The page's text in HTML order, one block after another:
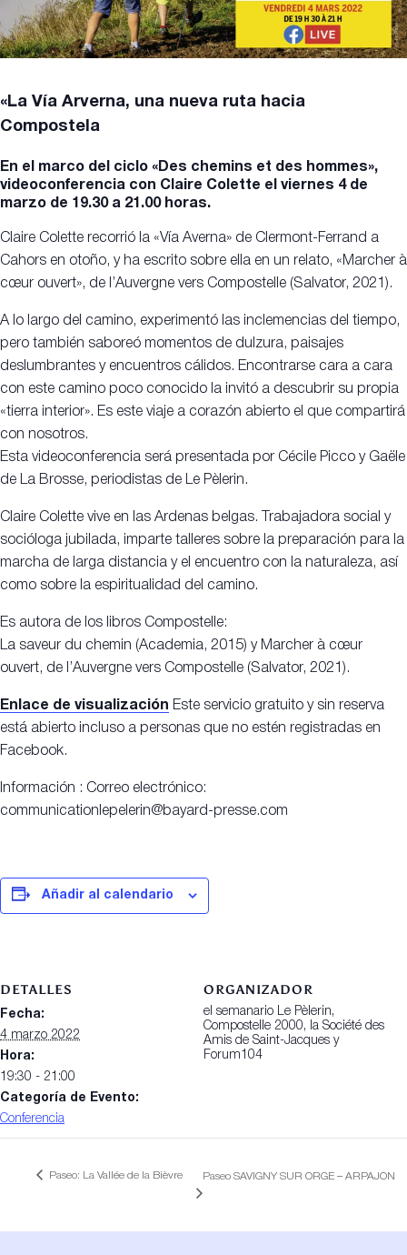
«La Vía Arverna, una nueva ruta hacia
Compostela
En el marco del ciclo «Des chemins et des hommes»,
videoconferencia con Claire Colette el viernes 4 de
marzo de 19.30 a 21.00 horas.
Claire Colette recorrió la «Vía Averna» de Clermont-Ferrand a
Cahors en otoño, y ha escrito sobre ella en un relato, «Marcher à
cœur ouvert», de l’Auvergne vers Compostelle (Salvator, 2021).
A lo largo del camino, experimentó las inclemencias del tiempo,
pero también saboreó momentos de dulzura, paisajes
deslumbrantes y encuentros cálidos. Encontrarse cara a cara
con este camino poco conocido la invitó a descubrir su propia
«tierra interior». Es este viaje a corazón abierto el que compartirá
con nosotros.
Esta videoconferencia será presentada por Cécile Picco y Gaële
de La Brosse, periodistas de Le Pèlerin.
Claire Colette vive en las Ardenas belgas. Trabajadora social y
socióloga jubilada, imparte talleres sobre la preparación para la
marcha de larga distancia y el encuentro con la naturaleza, así
como sobre la espiritualidad del camino.
Es autora de los libros Compostelle:
La saveur du chemin (Academia, 2015) y Marcher à cœur
ouvert, de l’Auvergne vers Compostelle (Salvator, 2021).
Enlace de visualización Este servicio gratuito y sin reserva
está abierto incluso a personas que no estén registradas en
Facebook.
Información : Correo electrónico:
communicationlepelerin@bayard-presse.com
Añadir al calendario
DETALLES
Fecha:
4 marzo 2022
Hora:
19:30 - 21:00
Categoría de Evento:
Conferencia
ORGANIZADOR
el semanario Le Pèlerin,
Compostelle 2000, la Société des
Amis de Saint-Jacques y
Forum104
Paseo: La Vallée de la Bièvre Paseo SAVIGNY SUR ORGE – ARPAJON